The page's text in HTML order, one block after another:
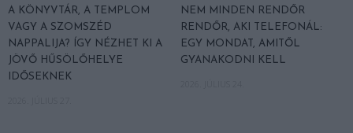
A KÖNYVTÁR, A TEMPLOM
VAGY A SZOMSZÉD
NAPPALIJA? ÍGY NÉZHET KI A
JÖVŐ HŰSÖLŐHELYE
IDŐSEKNEK
NEM MINDEN RENDŐR
RENDŐR, AKI TELEFONÁL:
EGY MONDAT, AMITŐL
GYANAKODNI KELL